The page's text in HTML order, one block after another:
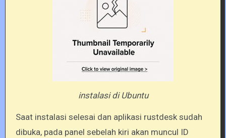
instalasi di Ubuntu
Saat instalasi selesai dan aplikasi rustdesk sudah
dibuka, pada panel sebelah kiri akan muncul ID